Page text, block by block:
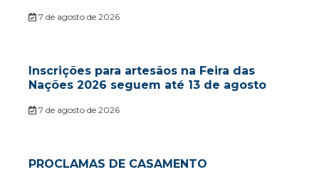
7 de agosto de 2026
Inscrições para artesãos na Feira das
Nações 2026 seguem até 13 de agosto
7 de agosto de 2026
PROCLAMAS DE CASAMENTO